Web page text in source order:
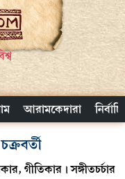
আরামকেদারা
গীতিকার। সঙ্গীতচর্চার